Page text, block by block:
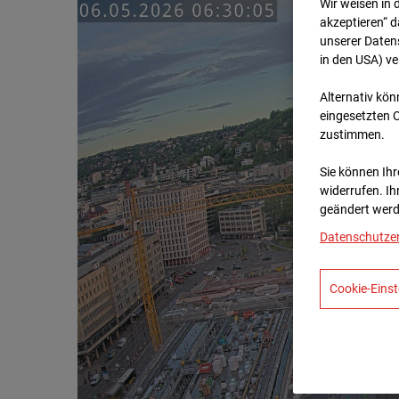
Wir weisen in
akzeptieren“
unserer
in den USA)
Alternativ
eingesetzten
zustimmen.
Sie können
widerrufen.
geändert
Cookie-